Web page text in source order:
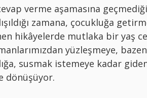
verme aşamasına
zamana, çocukluğa
hikâyelerde mutlaka bir yaş
yüzleşmeye,
susmak istemeye kadar
dönüşüyor.